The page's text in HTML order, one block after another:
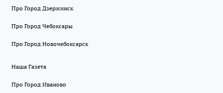
Про Город Дзержинск
Про Город Чебоксары
Про Город Новочебоксарск
Наша Газета
Про Город Иваново